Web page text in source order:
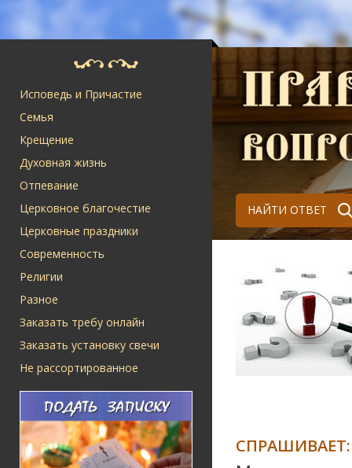
Исповедь и Причастие
Семья
Крещение
Духовная жизнь
Отпевание
Церковное благочестие
Церковные праздники
Современность
Религии
Разное
Заказать требу онлайн
Заказать установку свечи
Не рассортированное
НАЙТИ ОТВЕТ
СПРАШИВАЕТ: